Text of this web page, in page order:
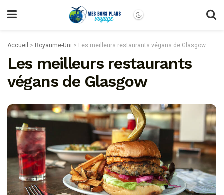
Accueil > Royaume-Uni > Les meilleurs restaurants végans de Glasgow
Les meilleurs restaurants
végans de Glasgow